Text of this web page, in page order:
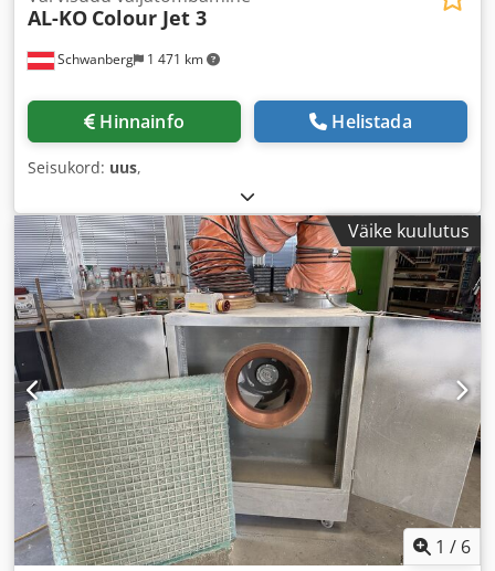
Schwanberg 1 471 km
AL-KO Colour Jet 3
Hinnainfo Helistada
Seisukord: uus,
Väike kuulutus
1 / 6